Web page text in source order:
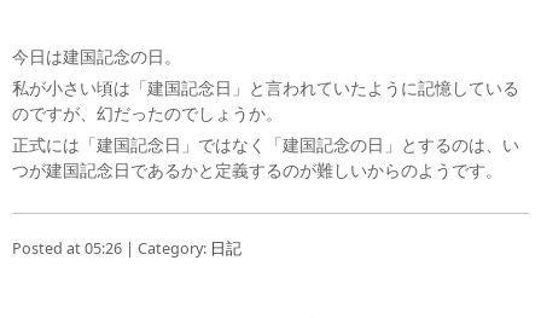
今日は建国記念の日。
私が小さい頃は「建国記念日」と言われていたように記憶している
のですが、幻だったのでしょうか。
正式には「建国記念日」ではなく「建国記念の日」とするのは、い
つが建国記念日であるかと定義するのが難しいからのようです。
Posted at 05:26 | Category: 日記